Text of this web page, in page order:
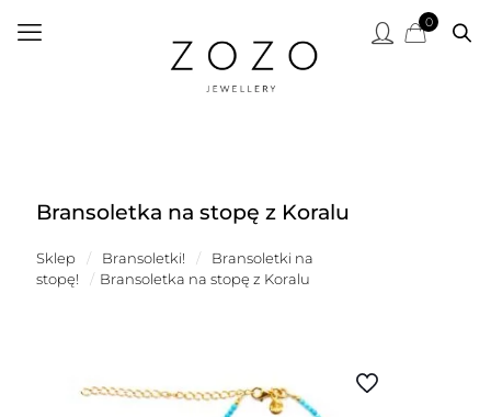
0
Bransoletka na stopę z Koralu
Sklep / Bransoletki! /
Bransoletki na
stopę!
/ Bransoletka na stopę z Koralu